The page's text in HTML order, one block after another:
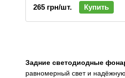
Задние светодиодные
равномерный свет и
265 грн/шт.
Купить